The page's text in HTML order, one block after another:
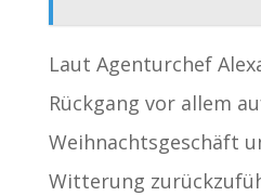
Laut Agenturchef
Rückgang vor allem
Weihnachtsgeschäft
Witterung